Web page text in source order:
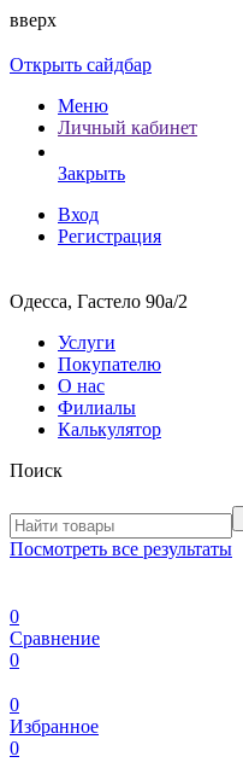
вверх
Открыть сайдбар
Меню
Личный кабинет
Закрыть
Вход
Регистрация
Одесса, Гастело 90а/2
Услуги
Покупателю
О нас
Филиалы
Калькулятор
Поиск
Посмотреть все результаты
0
Сравнение
0
0
Избранное
0